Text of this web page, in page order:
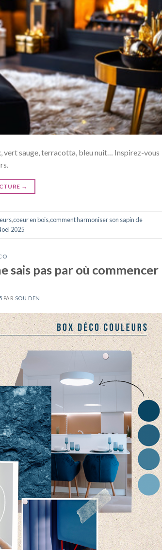
vert sauge, terracotta, bleu nuit… Inspirez-vous
→
,coeur en bois,comment harmoniser son sapin de
2025
sais pas par où commencer
PAR SOU DEN